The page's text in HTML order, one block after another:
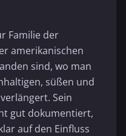
Familie der
amerikanischen
sind, wo man
süßen und
Sein
gut dokumentiert,
auf den Einfluss